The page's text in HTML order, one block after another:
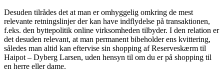
Desuden tilrådes det at man er omhyggelig omkring de mest
relevante retningslinjer der kan have indflydelse på transaktionen,
f.eks. den byttepolitik online virksomheden tilbyder. I den relation er
det desuden relevant, at man permanent bibeholder ens kvittering,
således man altid kan eftervise sin shopping af Reserveskærm til
Haipot – Dyberg Larsen, uden hensyn til om du er på shopping til
en herre eller dame.